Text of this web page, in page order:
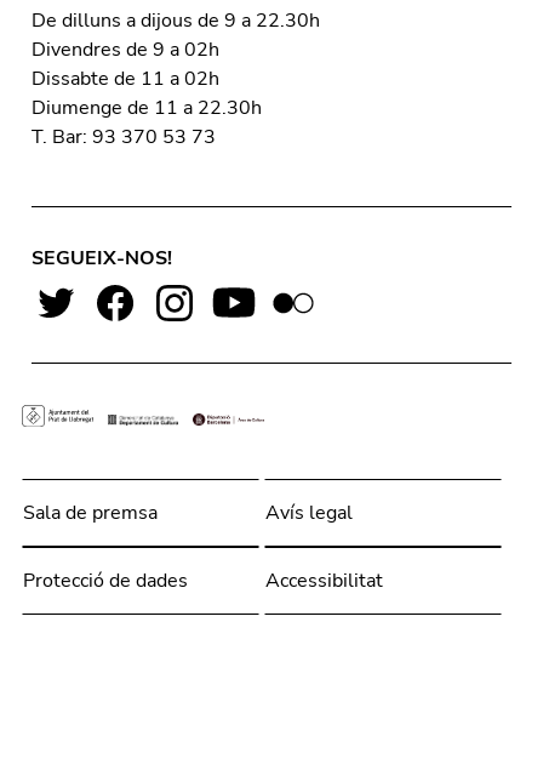
De dilluns a dijous de 9 a 22.30h
Divendres de 9 a 02h
Dissabte de 11 a 02h
Diumenge de 11 a 22.30h
T. Bar: 93 370 53 73
SEGUEIX-NOS!
Sala de premsa Avís legal
Protecció de dades Accessibilitat